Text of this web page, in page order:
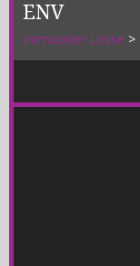
ENV
Immobilier Losse >